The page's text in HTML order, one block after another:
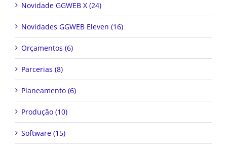
Novidade GGWEB X (24)
Novidades GGWEB Eleven (16)
Orçamentos (6)
Parcerias (8)
Planeamento (6)
Produção (10)
Software (15)